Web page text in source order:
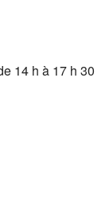
14 h à 17 h 30